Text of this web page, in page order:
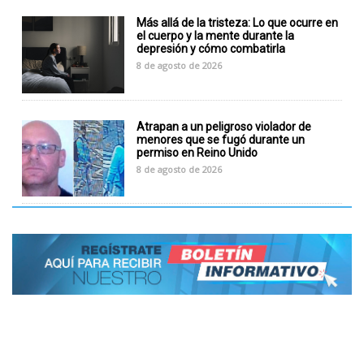
Más allá de la tristeza: Lo que ocurre en
el cuerpo y la mente durante la
depresión y cómo combatirla
8 de agosto de 2026
Atrapan a un peligroso violador de
menores que se fugó durante un
permiso en Reino Unido
8 de agosto de 2026